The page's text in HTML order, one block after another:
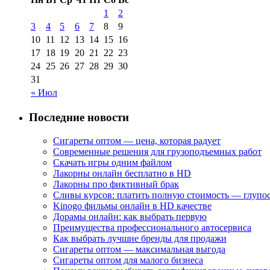
« Июл
1
2
3
4 5 6 7 8
9
10 11 12 13 14 15 16
17 18 19 20 21 22 23
24 25 26 27 28 29 30
31
Последние новости
Сигареты оптом — цена, которая радует
Современные решения для грузоподъемных работ
Скачать игры одним файлом
Лакорны онлайн бесплатно в HD
Лакорны про фиктивный брак
Сливы курсов: платить полную стоимость —
Kinogo фильмы онлайн в HD качестве
Дорамы онлайн: как выбрать первую
Преимущества профессионального автосервиса
Как выбрать лучшие бренды для продажи
Сигареты оптом — максимальная выгода
Сигареты оптом для малого бизнеса